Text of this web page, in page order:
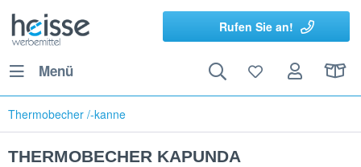
Rufen Sie an!
Menü
Thermobecher /-kanne
THERMOBECHER KAPUNDA